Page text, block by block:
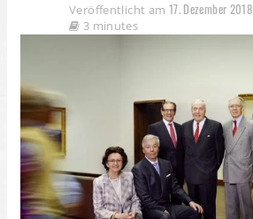
Veröffentlicht am 17. Dezember 2018
3 minutes